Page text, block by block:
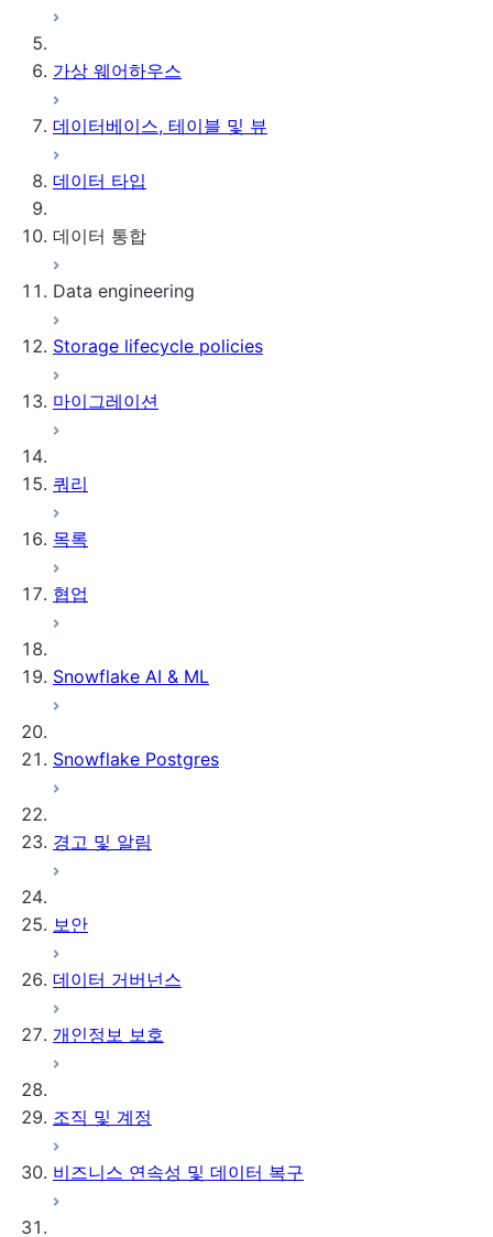
가상 웨어하우스
데이터베이스, 테이블 및 뷰
데이터 타입
데이터 통합
Snowflake Openflow
Apache Iceberg™
Apache Iceberg™ 테이블
Data engineering
데이터 로딩
동적 테이블
Storage lifecycle policies
마이그레이션
쿼리
목록
협업
Snowflake AI & ML
Snowflake Postgres
경고 및 알림
보안
데이터 거버넌스
개인정보 보호
조직 및 계정
비즈니스 연속성 및 데이터 복구